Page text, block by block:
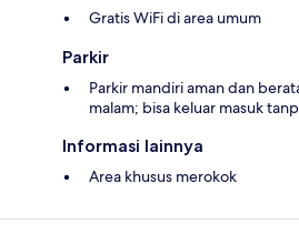
Gratis WiFi di area umum
Parkir
Parkir mandiri aman dan
malam; bisa keluar masuk
Informasi lainnya
Area khusus merokok